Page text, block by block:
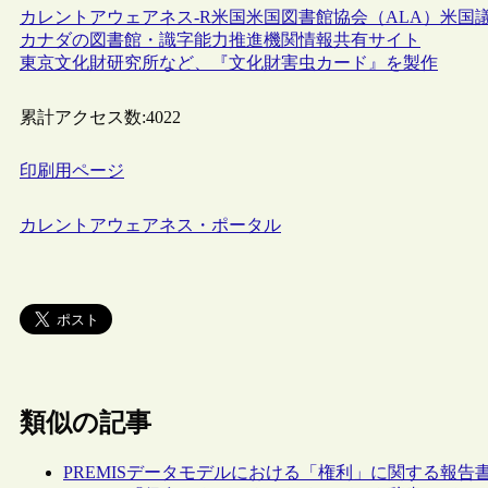
カレントアウェアネス-R米国米国図書館協会（ALA） 米国
カナダの図書館・識字能力推進機関情報共有サイト
東京文化財研究所など、『文化財害虫カード』を製作
累計アクセス数:4022
印刷用ページ
カレントアウェアネス・ポータル
類似の記事
PREMISデータモデルにおける「権利」に関する報告